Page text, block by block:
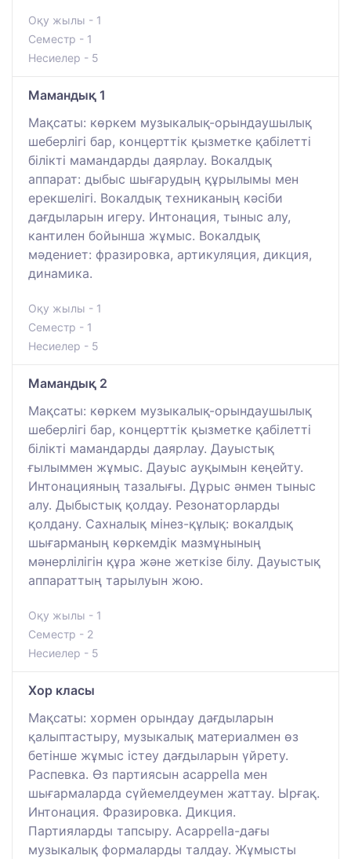
Оқу жылы - 1
Семестр - 1
Несиелер - 5
Мамандық 1
Мақсаты: көркем музыкалық-орындаушылық
шеберлігі бар, концерттік қызметке қабілетті
білікті мамандарды даярлау. Вокалдық
аппарат: дыбыс шығарудың құрылымы мен
ерекшелігі. Вокалдық техниканың кәсіби
дағдыларын игеру. Интонация, тыныс алу,
кантилен бойынша жұмыс. Вокалдық
мәдениет: фразировка, артикуляция, дикция,
динамика.
Оқу жылы - 1
Семестр - 1
Несиелер - 5
Мамандық 2
Мақсаты: көркем музыкалық-орындаушылық
шеберлігі бар, концерттік қызметке қабілетті
білікті мамандарды даярлау. Дауыстық
ғылыммен жұмыс. Дауыс ауқымын кеңейту.
Интонацияның тазалығы. Дұрыс әнмен тыныс
алу. Дыбыстық қолдау. Резонаторларды
қолдану. Сахналық мінез-құлық: вокалдық
шығарманың көркемдік мазмұнының
мәнерлілігін құра және жеткізе білу. Дауыстық
аппараттың тарылуын жою.
Оқу жылы - 1
Семестр - 2
Несиелер - 5
Хор класы
Мақсаты: хормен орындау дағдыларын
қалыптастыру, музыкалық материалмен өз
бетінше жұмыс істеу дағдыларын үйрету.
Распевка. Өз партиясын acappella мен
шығармаларда сүйемелдеумен жаттау. Ырғақ.
Интонация. Фразировка. Дикция.
Партияларды тапсыру. Acappella-дағы
музыкалық формаларды талдау. Жұмысты